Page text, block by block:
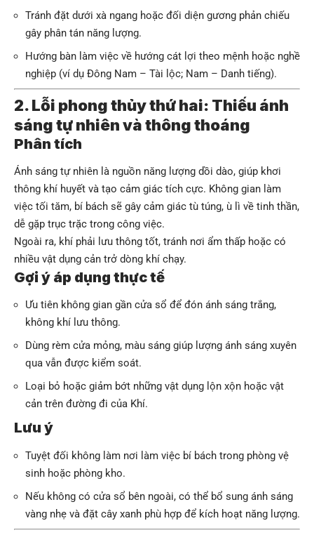
Tránh đặt dưới xà ngang hoặc đối diện gương phản chiếu
gây phân tán năng lượng.
Hướng bàn làm việc về hướng cát lợi theo mệnh hoặc nghề
nghiệp (ví dụ Đông Nam – Tài lộc; Nam – Danh tiếng).
2. Lỗi phong thủy thứ hai: Thiếu ánh
sáng tự nhiên và thông thoáng
Phân tích
Ánh sáng tự nhiên là nguồn năng lượng dồi dào, giúp khơi
thông khí huyết và tạo cảm giác tích cực. Không gian làm
việc tối tăm, bí bách sẽ gây cảm giác tù túng, ù lì về tinh thần,
dễ gặp trục trặc trong công việc.
Ngoài ra, khí phải lưu thông tốt, tránh nơi ẩm thấp hoặc có
nhiều vật dụng cản trở dòng khí chạy.
Gợi ý áp dụng thực tế
Ưu tiên không gian gần cửa sổ để đón ánh sáng trắng,
không khí lưu thông.
Dùng rèm cửa mỏng, màu sáng giúp lượng ánh sáng xuyên
qua vẫn được kiểm soát.
Loại bỏ hoặc giảm bớt những vật dụng lộn xộn hoặc vật
cản trên đường đi của Khí.
Lưu ý
Tuyệt đối không làm nơi làm việc bí bách trong phòng vệ
sinh hoặc phòng kho.
Nếu không có cửa sổ bên ngoài, có thể bổ sung ánh sáng
vàng nhẹ và đặt cây xanh phù hợp để kích hoạt năng lượng.